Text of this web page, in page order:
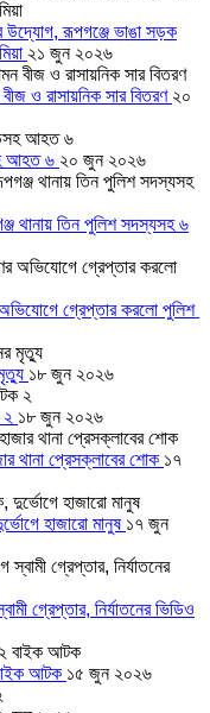
উদ্যোগ, রূপগঞ্জে ভাঙা সড়ক
২১ জুন ২০২৬
ও রাসায়নিক সার বিতরণ ২০
আহত ৬ ২০ জুন ২০২৬
থানায় তিন পুলিশ সদস্যসহ ৬
অভিযোগে গ্রেপ্তার করলো পুলিশ
১৮ জুন ২০২৬
২ ১৮ জুন ২০২৬
থানা প্রেসক্লাবের শোক ১৭
হাজারো মানুষ ১৭ জুন
গ্রেপ্তার, নির্যাতনের ভিডিও
আটক ১৫ জুন ২০২৬